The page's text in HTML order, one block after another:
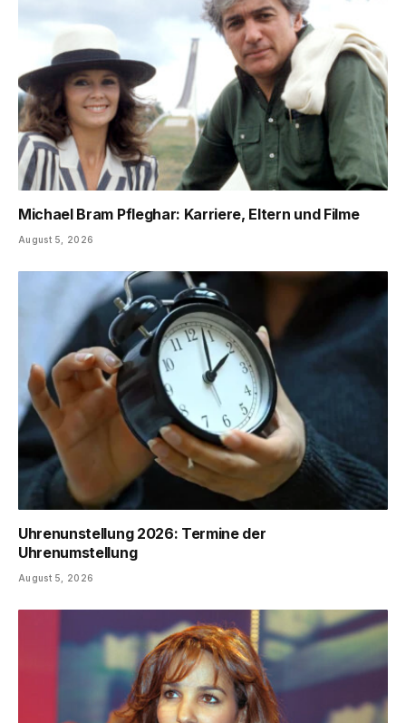
Michael Bram Pfleghar: Karriere, Eltern und Filme
August 5, 2026
Uhrenunstellung 2026: Termine der
Uhrenumstellung
August 5, 2026